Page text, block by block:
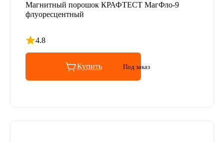
Магнитный порошок КРАФТЕСТ МагФло-9
флуоресцентный
4.8
Рейтинг 4.8 из 5
Купить Под заказ